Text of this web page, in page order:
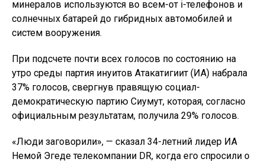
минералов используются во всем-от i-телефонов и
солнечных батарей до гибридных автомобилей и
систем вооружения.
При подсчете почти всех голосов по состоянию на
утро среды партия инуитов Атакатигиит (ИА) набрала
37% голосов, свергнув правящую социал-
демократическую партию Сиумут, которая, согласно
официальным результатам, получила 29% голосов.
«Люди заговорили», — сказал 34-летний лидер ИА
Немой Эгеде телекомпании DR, когда его спросили о